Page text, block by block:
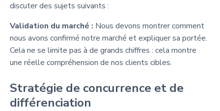
discuter des sujets suivants :
Validation du marché : Nous devons montrer comment
nous avons confirmé notre marché et expliquer sa portée.
Cela ne se limite pas à de grands chiffres : cela montre
une réelle compréhension de nos clients cibles.
Stratégie de concurrence et de
différenciation